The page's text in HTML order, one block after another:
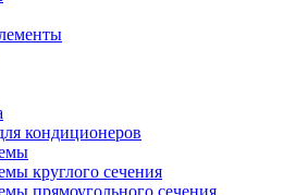
кондиционеров
круглого сечения
прямоугольного сечения